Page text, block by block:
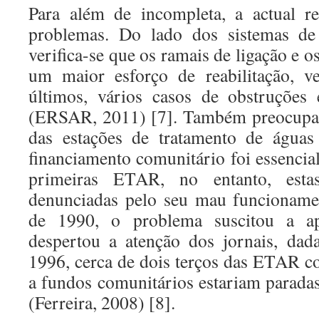
Para além de incompleta, a actual
problemas. Do lado dos sistemas
verifica-se que os ramais de ligação e
um maior esforço de reabilitação,
últimos, vários casos de obstruções
(ERSAR, 2011) [7]. Também
das estações de tratamento de
financiamento comunitário foi
primeiras ETAR, no entanto,
denunciadas pelo seu mau
de 1990, o problema suscitou a
despertou a atenção dos jornais,
1996, cerca de dois terços das ETAR
a fundos comunitários estariam
(Ferreira, 2008) [8].